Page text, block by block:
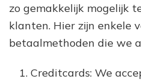
zo gemakkelijk mogelijk
klanten. Hier zijn enkele
betaalmethoden die we
Creditcards: We